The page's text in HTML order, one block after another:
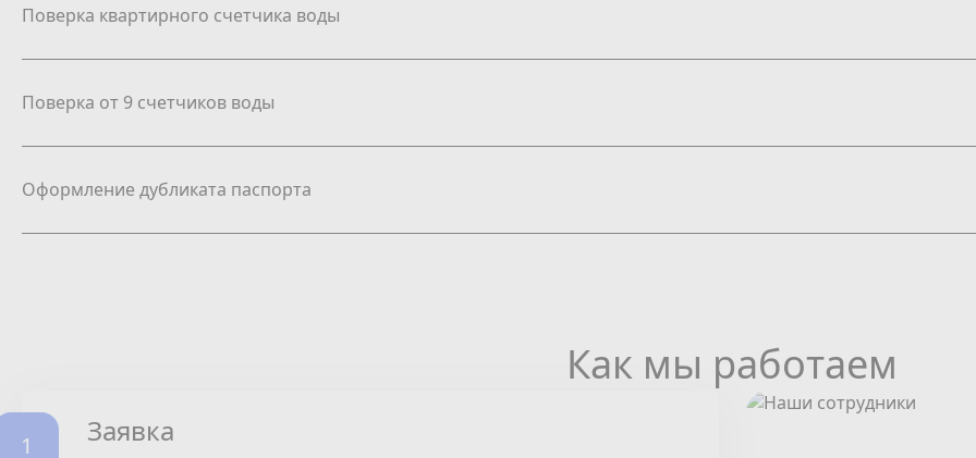
Поверка квартирного счетчика воды
Поверка от 9 счетчиков воды
Оформление дубликата паспорта
Как мы работаем
Заявка